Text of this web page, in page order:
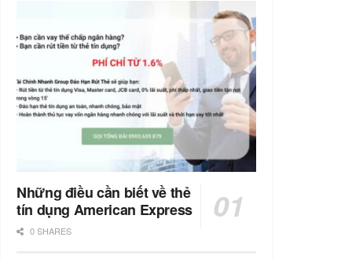
Những điều cần biết về thẻ
tín dụng American Express
0 SHARES